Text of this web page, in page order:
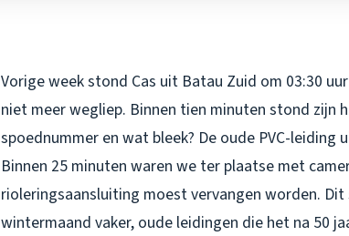
Vorige week stond Cas uit Batau Zuid om 03:30
niet meer wegliep. Binnen tien minuten stond zijn
spoednummer en wat bleek? De oude PVC-
Binnen 25 minuten waren we ter plaatse met
rioleringsaansluiting moest vervangen worden.
wintermaand vaker, oude leidingen die het na 50